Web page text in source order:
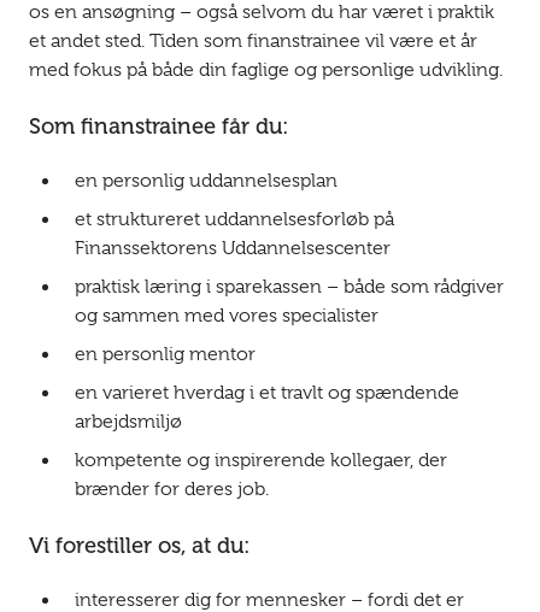
os en ansøgning – også selvom du har været i praktik
et andet sted. Tiden som finanstrainee vil være et år
med fokus på både din faglige og personlige udvikling.
Som finanstrainee får du:
en personlig uddannelsesplan
et struktureret uddannelsesforløb på
Finanssektorens Uddannelsescenter
praktisk læring i sparekassen – både som rådgiver
og sammen med vores specialister
en personlig mentor
en varieret hverdag i et travlt og spændende
arbejdsmiljø
kompetente og inspirerende kollegaer, der
brænder for deres job.
Vi forestiller os, at du:
interesserer dig for mennesker – fordi det er